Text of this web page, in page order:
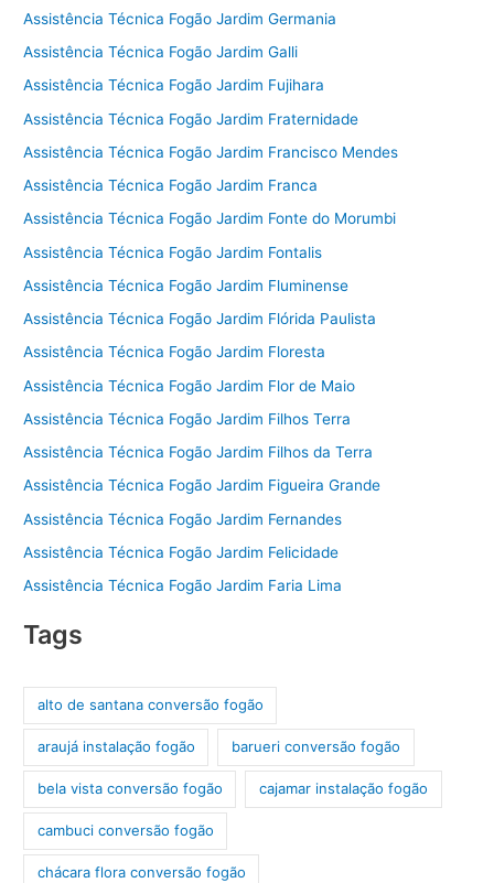
Assistência Técnica Fogão Jardim Germania
Assistência Técnica Fogão Jardim Galli
Assistência Técnica Fogão Jardim Fujihara
Assistência Técnica Fogão Jardim Fraternidade
Assistência Técnica Fogão Jardim Francisco Mendes
Assistência Técnica Fogão Jardim Franca
Assistência Técnica Fogão Jardim Fonte do Morumbi
Assistência Técnica Fogão Jardim Fontalis
Assistência Técnica Fogão Jardim Fluminense
Assistência Técnica Fogão Jardim Flórida Paulista
Assistência Técnica Fogão Jardim Floresta
Assistência Técnica Fogão Jardim Flor de Maio
Assistência Técnica Fogão Jardim Filhos Terra
Assistência Técnica Fogão Jardim Filhos da Terra
Assistência Técnica Fogão Jardim Figueira Grande
Assistência Técnica Fogão Jardim Fernandes
Assistência Técnica Fogão Jardim Felicidade
Assistência Técnica Fogão Jardim Faria Lima
Tags
alto de santana conversão fogão
araujá instalação fogão barueri conversão fogão
bela vista conversão fogão cajamar instalação fogão
cambuci conversão fogão
chácara flora conversão fogão